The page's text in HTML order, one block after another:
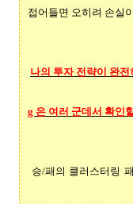
접어들면 오히려 손실
나의 투자 전략이 완
g 은 여러 군데서 확인
승/패의 클러스터링